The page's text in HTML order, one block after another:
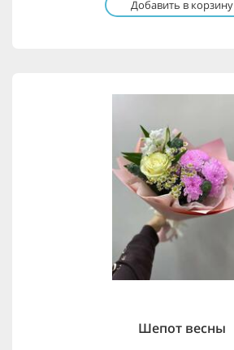
Добавить в корзину
Шепот весны